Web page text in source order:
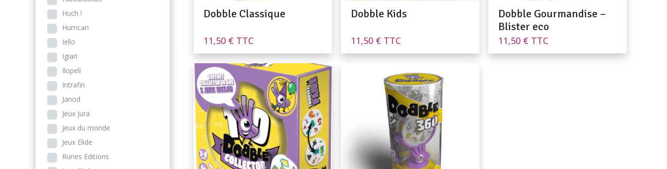
Dobble Classique
11,50 € TTC
Dobble Kids
11,50 € TTC
Dobble Gourmandise –
Blister eco
11,50 € TTC
Huch !
Hurrican
Iello
Igiari
Ilopeli
Intrafin
Janod
Jeux Jura
Jeux du monde
Jeux Elide
Runes Editions